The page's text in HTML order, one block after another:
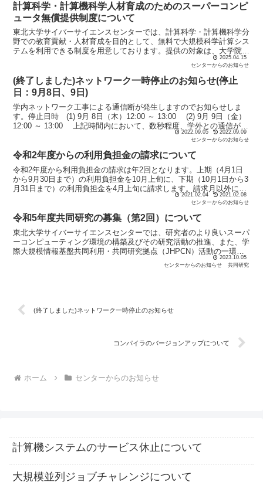
計算科学・計算機科学人材育成のためのスーパーコンピ
ュータ無償提供制度について
東北大学サイバーサイエンスセンターでは、計算科学・計算機科学分
野での教育貢献・人材育成を目的として、無料で大規模科学計算シス
テムを利用できる制度を用意しております。提供の対象は、大学院・
学部での講義実習等の教育目的(卒業論文、修士論文、博士...2025.04.15
センターからのお知らせ
(終了しました)ネットワーク一時停止のお知らせ(停止
日：9月8日、9日)
学内ネットワーク工事による通信断が発生しますのでお知らせしま
す。停止日時 (1) 9月 8日（木）12:00 ～ 13:00 (2) 9月 9日（金）
12:00 ～ 13:00 上記時間内において、数秒程度、学外との通信が不
2022.09.05
2022.09.09
センターからのお知らせ
令和2年度からの利用負担金の請求について
令和2年度から利用負担金の請求は年2回となります。上期（4月1日
から9月30日まで）の利用負担金を10月上旬に、下期（10月1日から3
月31日まで）の利用負担金を4月上旬に請求します。請求月以外に請
求書が必要な場合は、請求書発行を希望する日... 2021.02.04
2021.02.08
センターからのお知らせ
令和5年度共同研究の募集（第2回）について
東北大学サイバーサイエンスセンターでは、研究者のより良いスーパ
ーコンピューティング環境の構築及びその研究活動の推進、また、学
際大規模情報基盤共同利用・共同研究拠点（JHPCN）活動の一環と
して、スーパーコンピューティングに関する令和5年度共...
2023.10.05
センターからのお知らせ
共同研究
(終了しました)ネットワーク一時停止のお知らせ
コンパイラのバージョンアップについて
ホーム センターからのお知らせ
計算機システムのサービス休止について
大規模並列ジョブチャレンジについて